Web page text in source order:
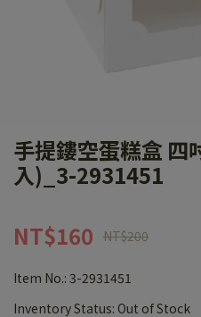
手提鏤空蛋糕盒 四
入)_3-2931451
NT$160 NT$200
Item No.: 3-2931451
Inventory Status: Out of Stock